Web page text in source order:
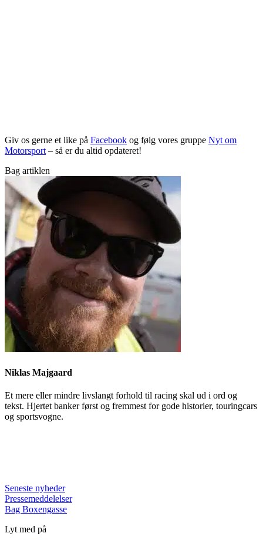
Giv os gerne et like på Facebook og følg vores gruppe Nyt om
Motorsport– så er du altid opdateret!
Bag artiklen
Niklas Majgaard
Et mere eller mindre livslangt forhold til racing skal ud i ord og
tekst. Hjertet banker først og fremmest for gode historier, touringcars
og sportsvogne.
Seneste nyheder
Pressemeddelelser
Bag Boxengasse
Lyt med på